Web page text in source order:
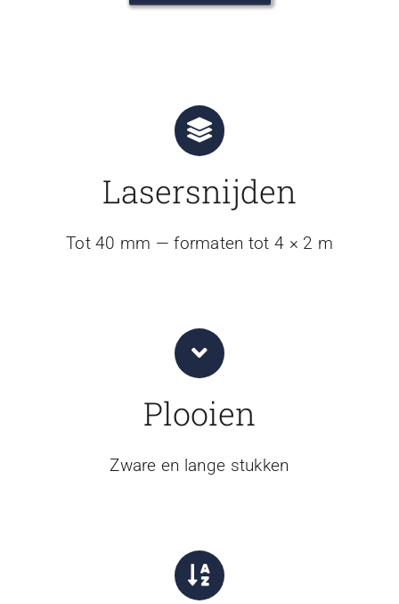
Lasersnijden
Tot 40 mm — formaten tot 4 × 2 m
Plooien
Zware en lange stukken